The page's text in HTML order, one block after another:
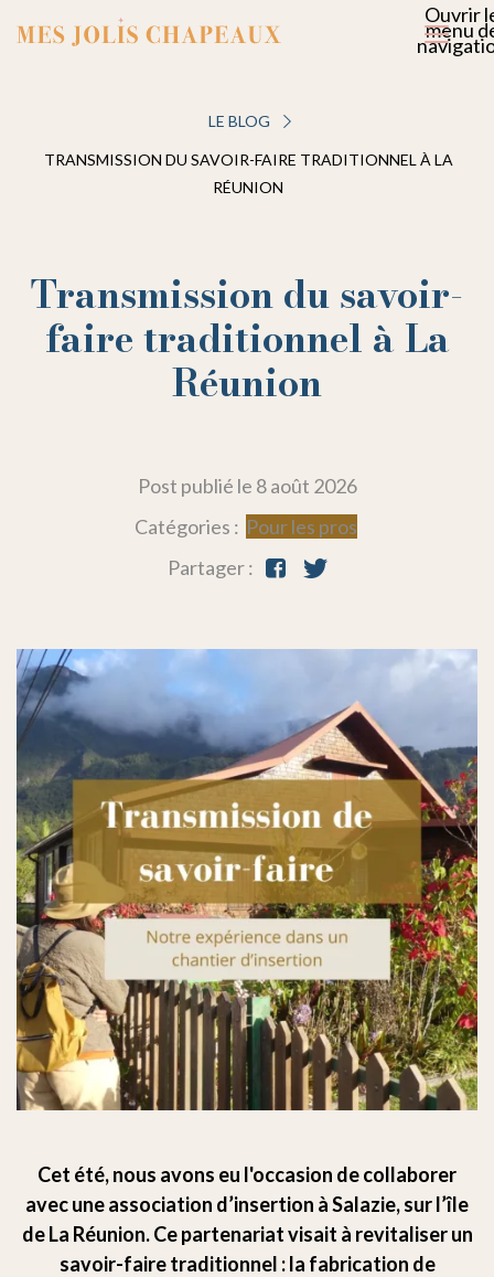
Ouvrir
menu
LE BLOG
TRANSMISSION DU SAVOIR-FAIRE TRADITIONNEL À LA
RÉUNION
Transmission du savoir-
faire traditionnel à La
Réunion
Post publié le 8 août 2026
Catégories : Pour les pros
Partager :
Cet été, nous avons eu l'occasion de collaborer
avec une association d’insertion à Salazie, sur l’île
de La Réunion. Ce partenariat visait à revitaliser un
savoir-faire traditionnel : la fabrication de